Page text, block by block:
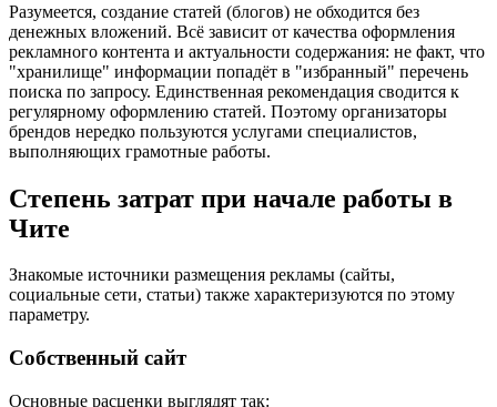
Разумеется, создание статей (блогов) не обходится без
денежных вложений. Всё зависит от качества оформления
рекламного контента и актуальности содержания: не факт, что
"хранилище" информации попадёт в "избранный" перечень
поиска по запросу. Единственная рекомендация сводится к
регулярному оформлению статей. Поэтому организаторы
брендов нередко пользуются услугами специалистов,
выполняющих грамотные работы.
Степень затрат при начале работы в
Чите
Знакомые источники размещения рекламы (сайты,
социальные сети, статьи) также характеризуются по этому
параметру.
Собственный сайт
Основные расценки выглядят так: